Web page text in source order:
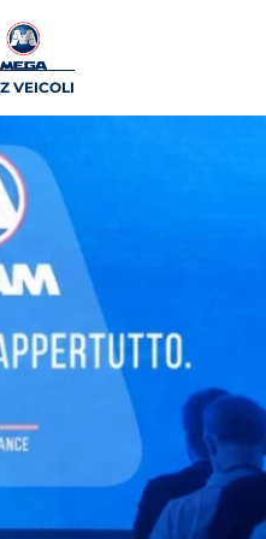
VEICOLI